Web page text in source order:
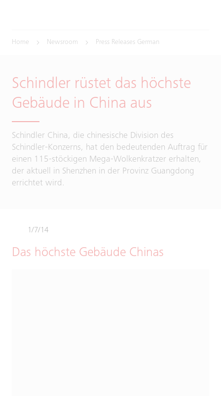
Home Newsroom Press Releases German
Schindler rüstet das höchste
Gebäude in China aus
Schindler China, die chinesische Division des
Schindler-Konzerns, hat den bedeutenden Auftrag für
einen 115-stöckigen Mega-Wolkenkratzer erhalten,
der aktuell in Shenzhen in der Provinz Guangdong
errichtet wird.
1/7/14
Das höchste Gebäude Chinas